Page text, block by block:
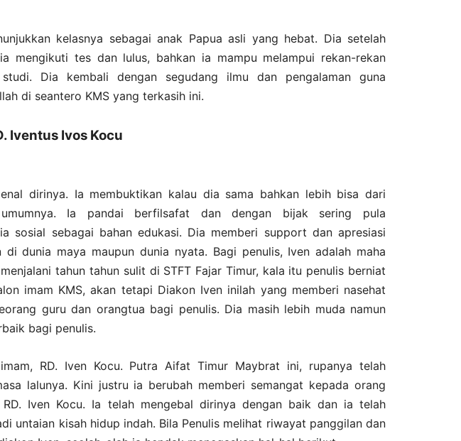
kelasnya sebagai anak Papua asli yang hebat. Dia setelah
mengikuti tes dan lulus, bahkan ia mampu melampui rekan-rekan
Dia kembali dengan segudang ilmu dan pengalaman guna
di seantero KMS yang terkasih ini.
Iventus Ivos Kocu
dirinya. Ia membuktikan kalau dia sama bahkan lebih bisa dari
Ia pandai berfilsafat dan dengan bijak sering pula
sosial sebagai bahan edukasi. Dia memberi support dan apresiasi
di dunia maya maupun dunia nyata. Bagi penulis, Iven adalah maha
tahun tahun sulit di STFT Fajar Timur, kala itu penulis berniat
imam KMS, akan tetapi Diakon Iven inilah yang memberi nasehat
guru dan orangtua bagi penulis. Dia masih lebih muda namun
bagi penulis.
RD. Iven Kocu. Putra Aifat Timur Maybrat ini, rupanya telah
lalunya. Kini justru ia berubah memberi semangat kepada orang
Iven Kocu. Ia telah mengebal dirinya dengan baik dan ia telah
untaian kisah hidup indah. Bila Penulis melihat riwayat panggilan dan